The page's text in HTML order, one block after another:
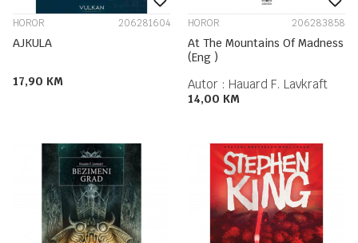
HOROR 206281604
AJKULA
17,90 KM
HOROR 206283858
At The Mountains Of Madness
(Eng )
Autor : Hauard F. Lavkraft
14,00 KM